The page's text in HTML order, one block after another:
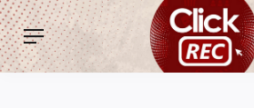
Skip
to
content
ClickREC
Menu